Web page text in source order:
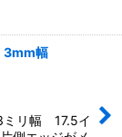
幅
リ幅 17.5イ